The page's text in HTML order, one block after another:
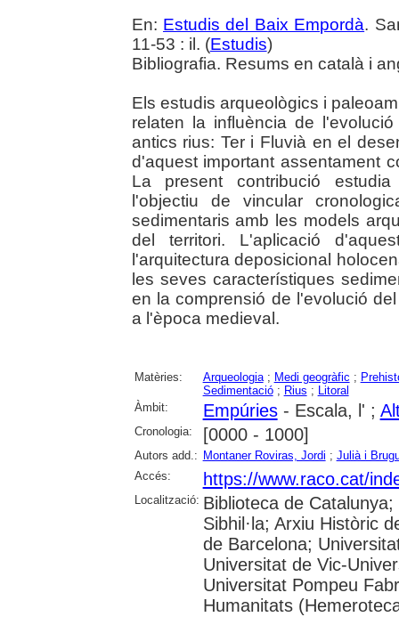
En: Estudis del Baix Empordà.
11-53 : il. (Estudis)
Bibliografia. Resums en català i
Els estudis arqueològics i
relaten la influència de
antics rius: Ter i Fluvià en el
d'aquest important assentament
La present contribució
l'objectiu de vincular
sedimentaris amb les models
del territori. L'aplicació
l'arquitectura deposicional
les seves característiques
en la comprensió de l'evolució
a l'època medieval.
Matèries: Arqueologia; Medi geogràfic ;
Sedimentació; Rius ; Litoral
Àmbit:
Empúries- Escala, l' ;
Cronologia: [0000 - 1000]
Autors add.: Montaner Roviras, Jordi ; Julià i
Accés:
https://www.raco.cat/
Localització: Biblioteca de
Sibhil·la; Arxiu Històric
de Barcelona;
Universitat de Vic-
Universitat Pompeu
Humanitats